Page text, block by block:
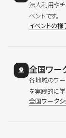
法人利用や
ベントです。
イベントの様
全国ワー
各地域のワー
を実践的に学
全国ワークシ